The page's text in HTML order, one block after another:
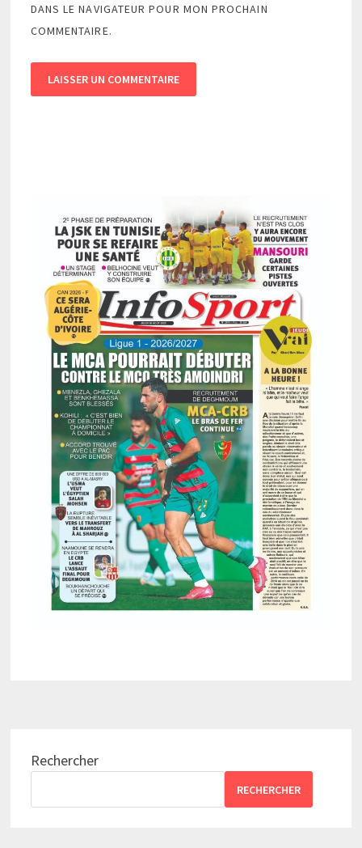
DANS LE NAVIGATEUR POUR MON PROCHAIN
COMMENTAIRE.
Rechercher
RECHERCHER